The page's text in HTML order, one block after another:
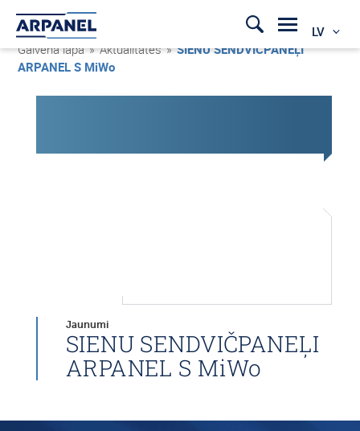
LV
Galvenā lapa » Aktualitātes »SIENU SENDVIČPANEĻI
ARPANEL S MiWo
Jaunumi
SIENU SENDVIČPANEĻI
ARPANEL S MiWo